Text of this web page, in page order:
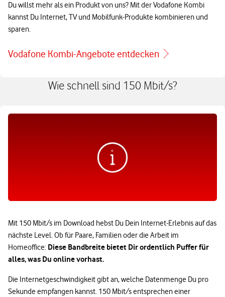
Du willst mehr als ein Produkt von uns? Mit der Vodafone Kombi
kannst Du Internet, TV und Mobilfunk-Produkte kombinieren und
sparen.
Vodafone Kombi-Angebote entdecken
Wie schnell sind 150 Mbit/s?
Mit 150 Mbit/s im Download hebst Du Dein Internet-Erlebnis auf das
nächste Level. Ob für Paare, Familien oder die Arbeit im
Homeoffice: Diese Bandbreite bietet Dir ordentlich Puffer für
alles, was Du online vorhast.
Die Internetgeschwindigkeit gibt an, welche Datenmenge Du pro
Sekunde empfangen kannst. 150 Mbit/s entsprechen einer